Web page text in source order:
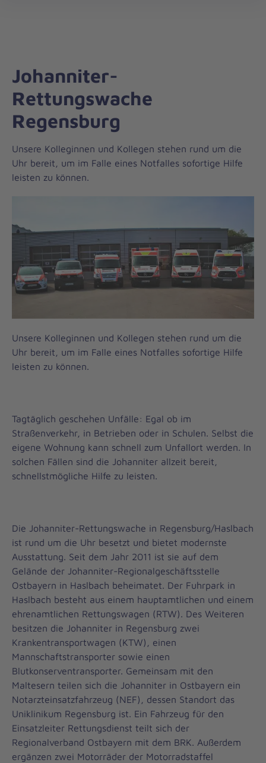
Johanniter-
Rettungswache
Regensburg
Unsere Kolleginnen und Kollegen stehen rund um die
Uhr bereit, um im Falle eines Notfalles sofortige Hilfe
leisten zu können.
Unsere Kolleginnen und Kollegen stehen rund um die
Uhr bereit, um im Falle eines Notfalles sofortige Hilfe
leisten zu können.
Tagtäglich geschehen Unfälle: Egal ob im
Straßenverkehr, in Betrieben oder in Schulen. Selbst die
eigene Wohnung kann schnell zum Unfallort werden. In
solchen Fällen sind die Johanniter allzeit bereit,
schnellstmögliche Hilfe zu leisten.
Die Johanniter-Rettungswache in Regensburg/Haslbach
ist rund um die Uhr besetzt und bietet modernste
Ausstattung. Seit dem Jahr 2011 ist sie auf dem
Gelände der Johanniter-Regionalgeschäftsstelle
Ostbayern in Haslbach beheimatet. Der Fuhrpark in
Haslbach besteht aus einem hauptamtlichen und einem
ehrenamtlichen Rettungswagen (RTW). Des Weiteren
besitzen die Johanniter in Regensburg zwei
Krankentransportwagen (KTW), einen
Mannschaftstransporter sowie einen
Blutkonserventransporter. Gemeinsam mit den
Maltesern teilen sich die Johanniter in Ostbayern ein
Notarzteinsatzfahrzeug (NEF), dessen Standort das
Uniklinikum Regensburg ist. Ein Fahrzeug für den
Einsatzleiter Rettungsdienst teilt sich der
Regionalverband Ostbayern mit dem BRK. Außerdem
ergänzen zwei Motorräder der Motorradstaffel